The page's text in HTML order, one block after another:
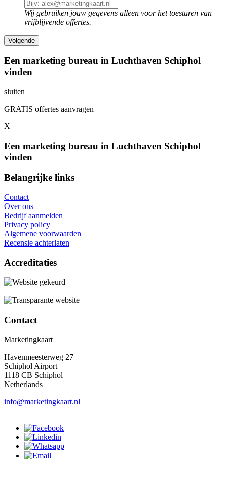
Wij gebruiken jouw gegevens alleen voor het toesturen van
vrijblijvende offertes.
Een marketing bureau in Luchthaven Schiphol
vinden
sluiten
GRATIS offertes aanvragen
X
Een marketing bureau in Luchthaven Schiphol
vinden
Belangrijke links
Contact
Over ons
Bedrijf aanmelden
Privacy policy
Algemene voorwaarden
Recensie achterlaten
Accreditaties
Contact
Marketingkaart
Havenmeesterweg 27
Schiphol Airport
1118 CB Schiphol
Netherlands
info@marketingkaart.nl